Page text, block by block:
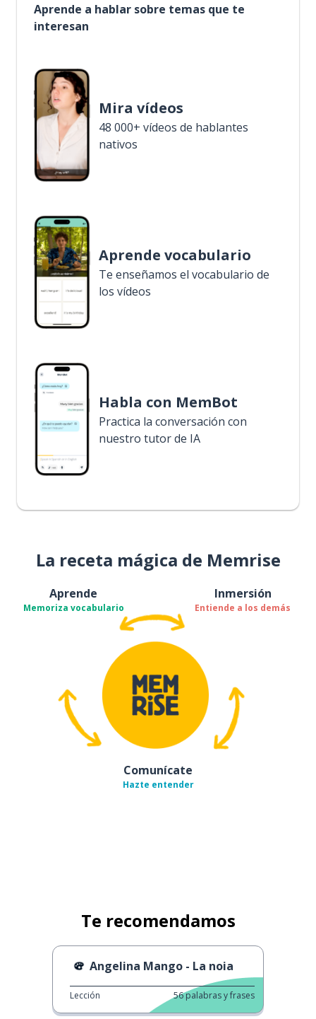
Aprende a hablar sobre temas que te
interesan
Mira vídeos
48 000+ vídeos de hablantes
nativos
Aprende vocabulario
Te enseñamos el vocabulario de
los vídeos
Habla con MemBot
Practica la conversación con
nuestro tutor de IA
La receta mágica de Memrise
Aprende
Memoriza vocabulario
Inmersión
Entiende a los demás
Comunícate
Hazte entender
Te recomendamos
Angelina Mango - La noia
Lección 56palabras y frases